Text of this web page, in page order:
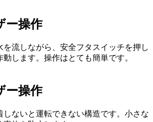
ー操作
を流しながら、安全フタスイッチを押し
します。操作はとても簡単です。
ー操作
しないと運転できない構造です。小さな